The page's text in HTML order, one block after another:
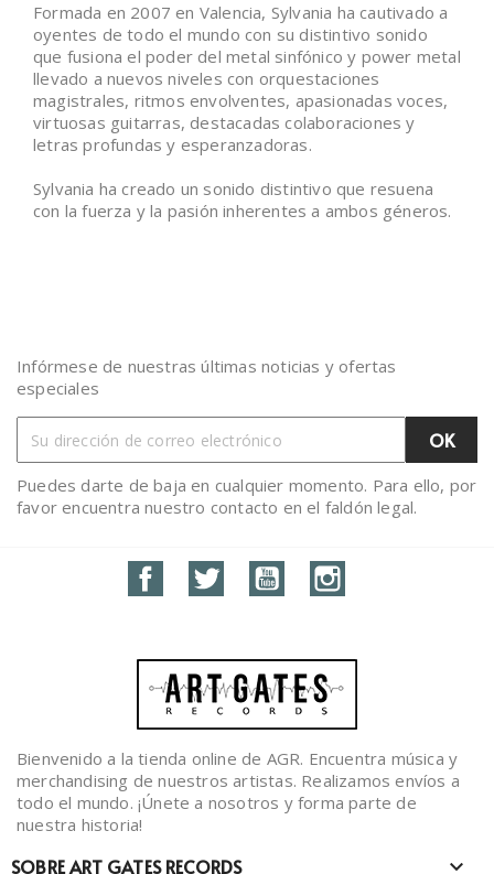
Formada en 2007 en Valencia, Sylvania ha cautivado a
oyentes de todo el mundo con su distintivo sonido
que fusiona el poder del metal sinfónico y power metal
llevado a nuevos niveles con orquestaciones
magistrales, ritmos envolventes, apasionadas voces,
virtuosas guitarras, destacadas colaboraciones y
letras profundas y esperanzadoras.
Sylvania ha creado un sonido distintivo que resuena
con la fuerza y la pasión inherentes a ambos géneros.
Infórmese de nuestras últimas noticias y ofertas
especiales
Puedes darte de baja en cualquier momento. Para ello, por
favor encuentra nuestro contacto en el faldón legal.
FacebookTwitter YouTube
Bienvenido a la tienda online de AGR. Encuentra música y
merchandising de nuestros artistas. Realizamos envíos a
todo el mundo. ¡Únete a nosotros y forma parte de
nuestra historia!
SOBRE ART GATES RECORDS 